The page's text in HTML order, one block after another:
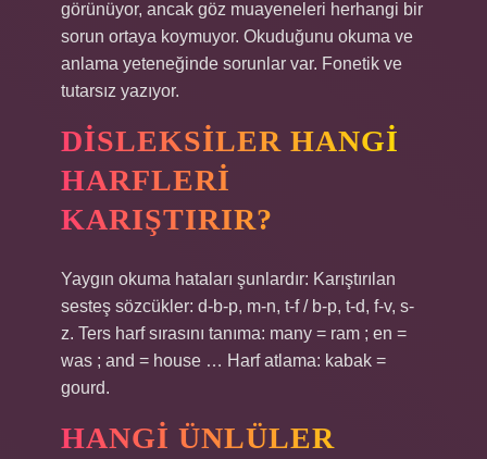
görünüyor, ancak göz muayeneleri herhangi bir
sorun ortaya koymuyor. Okuduğunu okuma ve
anlama yeteneğinde sorunlar var. Fonetik ve
tutarsız yazıyor.
DISLEKSILER HANGI
HARFLERI
KARIŞTIRIR?
Yaygın okuma hataları şunlardır: Karıştırılan
sesteş sözcükler: d-b-p, m-n, t-f / b-p, t-d, f-v, s-
z. Ters harf sırasını tanıma: many = ram ; en =
was ; and = house … Harf atlama: kabak =
gourd.
HANGI ÜNLÜLER